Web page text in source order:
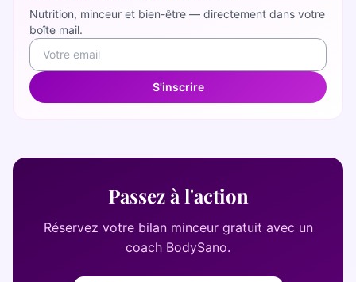
Nutrition, minceur et bien-être — directement dans votre
boîte mail.
S'inscrire
Passez à l'action
Réservez votre bilan minceur gratuit avec un
coach BodySano.